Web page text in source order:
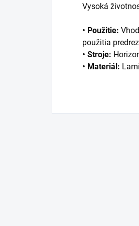
Vysoká
• Použitie:
použitia
• Stroje:
• Materiál: